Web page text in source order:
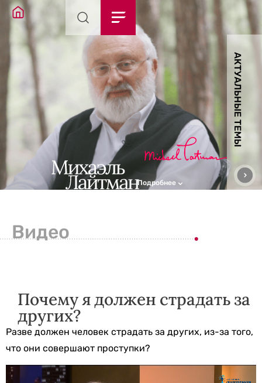
АКТУАЛЬНЫЕ ТЕМЫ
Подробнее
Видео
Почему я должен страдать за
других?
Разве должен человек страдать за других, из-за того,
что они совершают проступки?
Видеоплеер